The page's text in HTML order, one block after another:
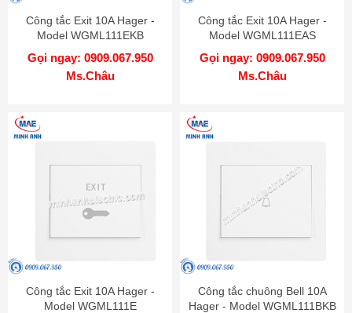
Công tắc Exit 10A Hager -
Model WGML111EKB
Gọi ngay: 0909.067.950
Ms.Châu
Công tắc Exit 10A Hager -
Model WGML111EAS
Gọi ngay: 0909.067.950
Ms.Châu
Công tắc Exit 10A Hager -
Model WGML111E
Công tắc chuông Bell 10A
Hager - Model WGML111BKB